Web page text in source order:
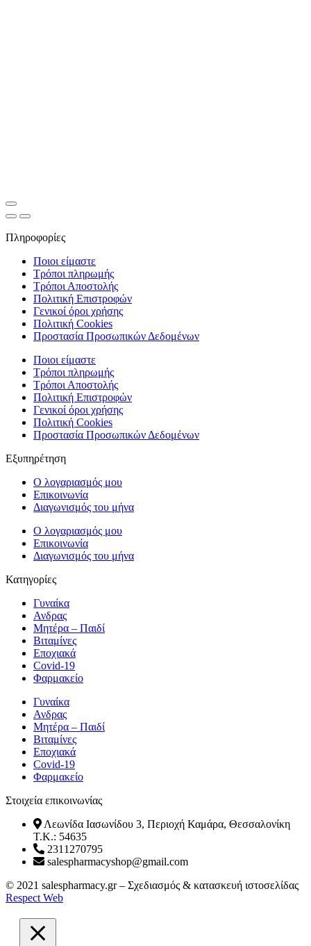
Πληροφορίες
Ποιοι είμαστε
Τρόποι πληρωμής
Τρόποι Αποστολής
Πολιτική Επιστροφών
Γενικοί όροι χρήσης
Πολιτική Cookies
Προστασία Προσωπικών Δεδομένων
Ποιοι είμαστε
Τρόποι πληρωμής
Τρόποι Αποστολής
Πολιτική Επιστροφών
Γενικοί όροι χρήσης
Πολιτική Cookies
Προστασία Προσωπικών Δεδομένων
Εξυπηρέτηση
Ο λογαριασμός μου
Επικοινωνία
Διαγωνισμός του μήνα
Ο λογαριασμός μου
Επικοινωνία
Διαγωνισμός του μήνα
Κατηγορίες
Γυναίκα
Ανδρας
Μητέρα – Παιδί
Βιταμίνες
Εποχιακά
Covid-19
Φαρμακείο
Γυναίκα
Ανδρας
Μητέρα – Παιδί
Βιταμίνες
Εποχιακά
Covid-19
Φαρμακείο
Στοιχεία επικοινωνίας
Λεωνίδα Ιασωνίδου 3, Περιοχή Καμάρα, Θεσσαλονίκη
T.K.: 54635
2311270795
salespharmacyshop@gmail.com
Facebook
Instagram
© 2021 salespharmacy.gr – Σχεδιασμός & κατασκευή ιστοσελίδας
Respect Web